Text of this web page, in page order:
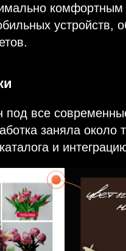
устройств,
под все
заняла около
и